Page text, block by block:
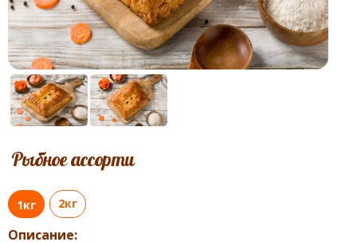
Рыбное ассорти
1кг 2кг
Описание: